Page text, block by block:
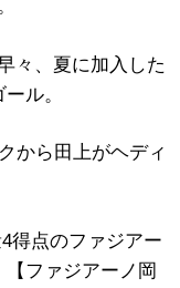
々、夏に加入した
ル。
から田上がヘディ
得点のファジアー
【ファジアーノ岡